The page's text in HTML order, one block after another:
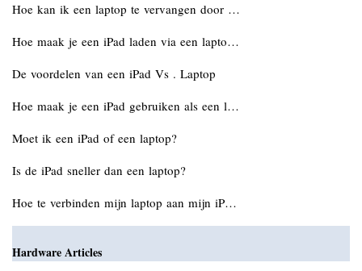
Hoe kan ik een laptop te vervangen door …
Hoe maak je een iPad laden via een lapto…
De voordelen van een iPad Vs . Laptop
Hoe maak je een iPad gebruiken als een l…
Moet ik een iPad of een laptop?
Is de iPad sneller dan een laptop?
Hoe te verbinden mijn laptop aan mijn iP…
Hardware Articles